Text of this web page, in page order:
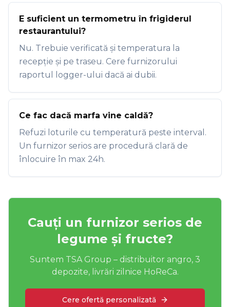
E suficient un termometru în frigiderul
restaurantului?
Nu. Trebuie verificată și temperatura la
recepție și pe traseu. Cere furnizorului
raportul logger-ului dacă ai dubii.
Ce fac dacă marfa vine caldă?
Refuzi loturile cu temperatură peste interval.
Un furnizor serios are procedură clară de
înlocuire în max 24h.
Cauți un furnizor serios de
legume și fructe?
Suntem TSA Group – distribuitor angro, 3
depozite, livrări zilnice HoReCa.
Cere ofertă personalizată